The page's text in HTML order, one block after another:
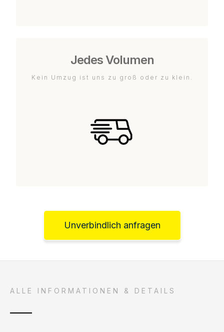
Jedes Volumen
Kein Umzug ist uns zu groß oder zu klein.
Unverbindlich anfragen
ALLE INFORMATIONEN & DETAILS